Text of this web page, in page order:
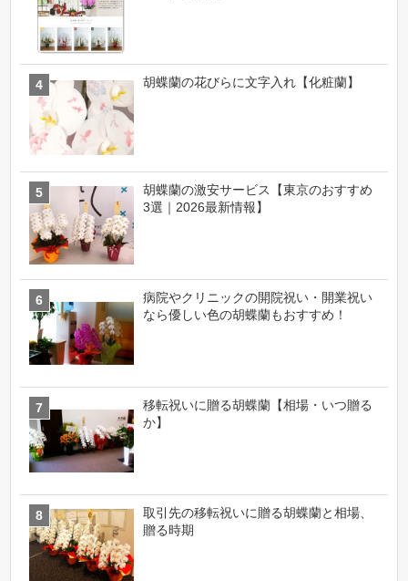
胡蝶蘭の花びらに文字入れ【化粧蘭】
胡蝶蘭の激安サービス【東京のおすすめ
3選｜2026最新情報】
病院やクリニックの開院祝い・開業祝い
なら優しい色の胡蝶蘭もおすすめ！
移転祝いに贈る胡蝶蘭【相場・いつ贈る
か】
取引先の移転祝いに贈る胡蝶蘭と相場、
贈る時期